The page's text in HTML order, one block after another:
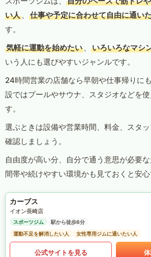
い人 、 仕事や予定に合わせて自由に通い
す。
気軽に運動を始めたい 、 いろいろなマシ
いう人にも選びやすいジャンルです。
24時間営業の店舗なら早朝や仕事帰りに
設ではプールやサウナ、スタジオなどを
す。
選ぶときは設備や営業時間、料金、スタ
確認しましょう。
自由度が高い分、自分で通う意思が必要
間帯や続けやすい環境かも見ておくと安心
カーブス
イオン長崎店
スポーツジム
駅から徒歩6分
運動不足を解消したい人
女性専用ジムに通いたい人
公式サイトを見る